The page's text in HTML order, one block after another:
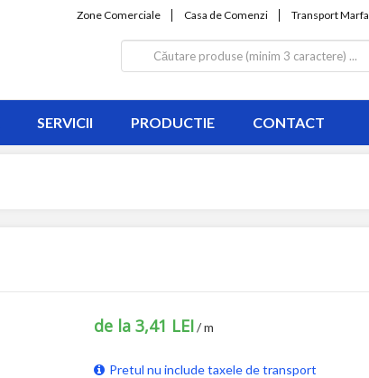
Zone Comerciale Casa de Comenzi Transport Marfa
SERVICII PRODUCTIE CONTACT
de la 3,41 LEI / m
Pretul nu include taxele de transport